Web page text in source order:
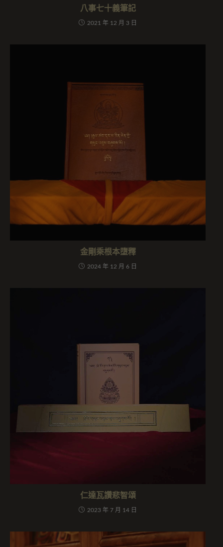
八事七十義筆記
2021 年 12 月 3 日
金剛乘根本墮釋
2024 年 12 月 6 日
仁達瓦讚悲智頌
2023 年 7 月 14 日